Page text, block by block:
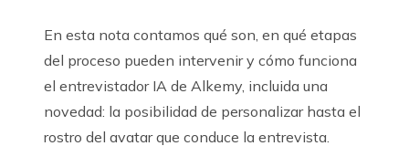
En esta nota contamos qué son, en qué etapas
del proceso pueden intervenir y cómo funciona
el entrevistador IA de Alkemy, incluida una
novedad: la posibilidad de personalizar hasta el
rostro del avatar que conduce la entrevista.